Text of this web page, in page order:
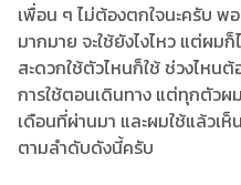
เพื่อน ๆ ไม่ต้องตกใจนะครับ พ
มากมาย จะใช้ยังไงไหว แต่ผ
สะดวกใช้ตัวไหนก็ใช้ ช่วงไหน
การใช้ตอนเดินทาง แต่ทุกตัวผ
เดือนที่ผ่านมา และผมใช้แล้ว
ตามลำดับดังนี้ครับ